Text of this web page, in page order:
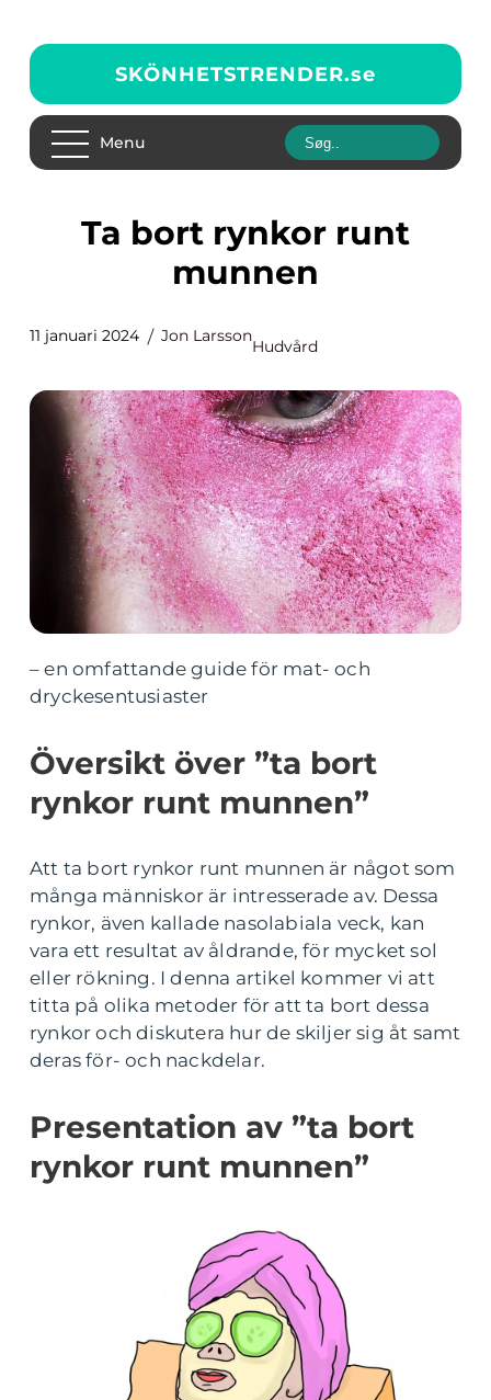
SKÖNHETSTRENDER.se
Menu
Ta bort rynkor runt
munnen
11 januari 2024 Jon Larsson
Hudvård
– en omfattande guide för mat- och
dryckesentusiaster
Översikt över ”ta bort
rynkor runt munnen”
Att ta bort rynkor runt munnen är något som
många människor är intresserade av. Dessa
rynkor, även kallade nasolabiala veck, kan
vara ett resultat av åldrande, för mycket sol
eller rökning. I denna artikel kommer vi att
titta på olika metoder för att ta bort dessa
rynkor och diskutera hur de skiljer sig åt samt
deras för- och nackdelar.
Presentation av ”ta bort
rynkor runt munnen”